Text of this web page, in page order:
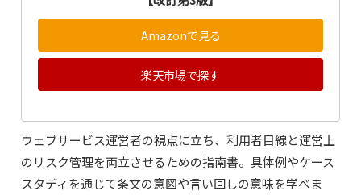
Amazonで見る
楽天市場で探す
ウェブサービス運営者の視点に立ち、利用者目線と運営上
のリスク管理を両立させるための指南書。具体例やケース
スタディを通じて条文の意図や言い回しの意味を学べま